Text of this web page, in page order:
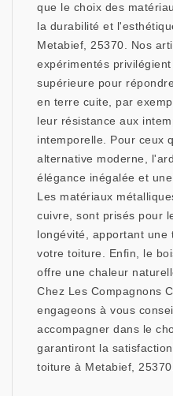
que le choix des
la durabilité et
Metabief, 25370. Nos
expérimentés
supérieure pour
en terre cuite, par
leur résistance aux
intemporelle. Pour ceux
alternative moderne,
élégance inégalée et
Les matériaux
cuivre, sont prisés pour
longévité, apportant une
votre toiture. Enfin, le
offre une chaleur
Chez Les Compagnons
engageons à vous
accompagner dans le
garantiront la
toiture à Metabief,